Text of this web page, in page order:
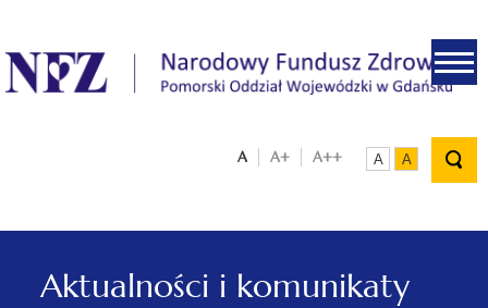
.
A A+ A++ A A
Aktualności i komunikaty